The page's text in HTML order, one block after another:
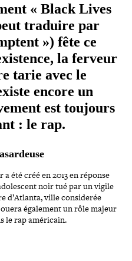
« Black Lives
traduire par
») fête ce
la ferveur
tarie avec le
encore un
est toujours
: le rap.
été créé en 2013 en réponse
noir tué par un vigile
d’Atlanta, ville consi­de­rée
également un rôle majeur
le rap américain.